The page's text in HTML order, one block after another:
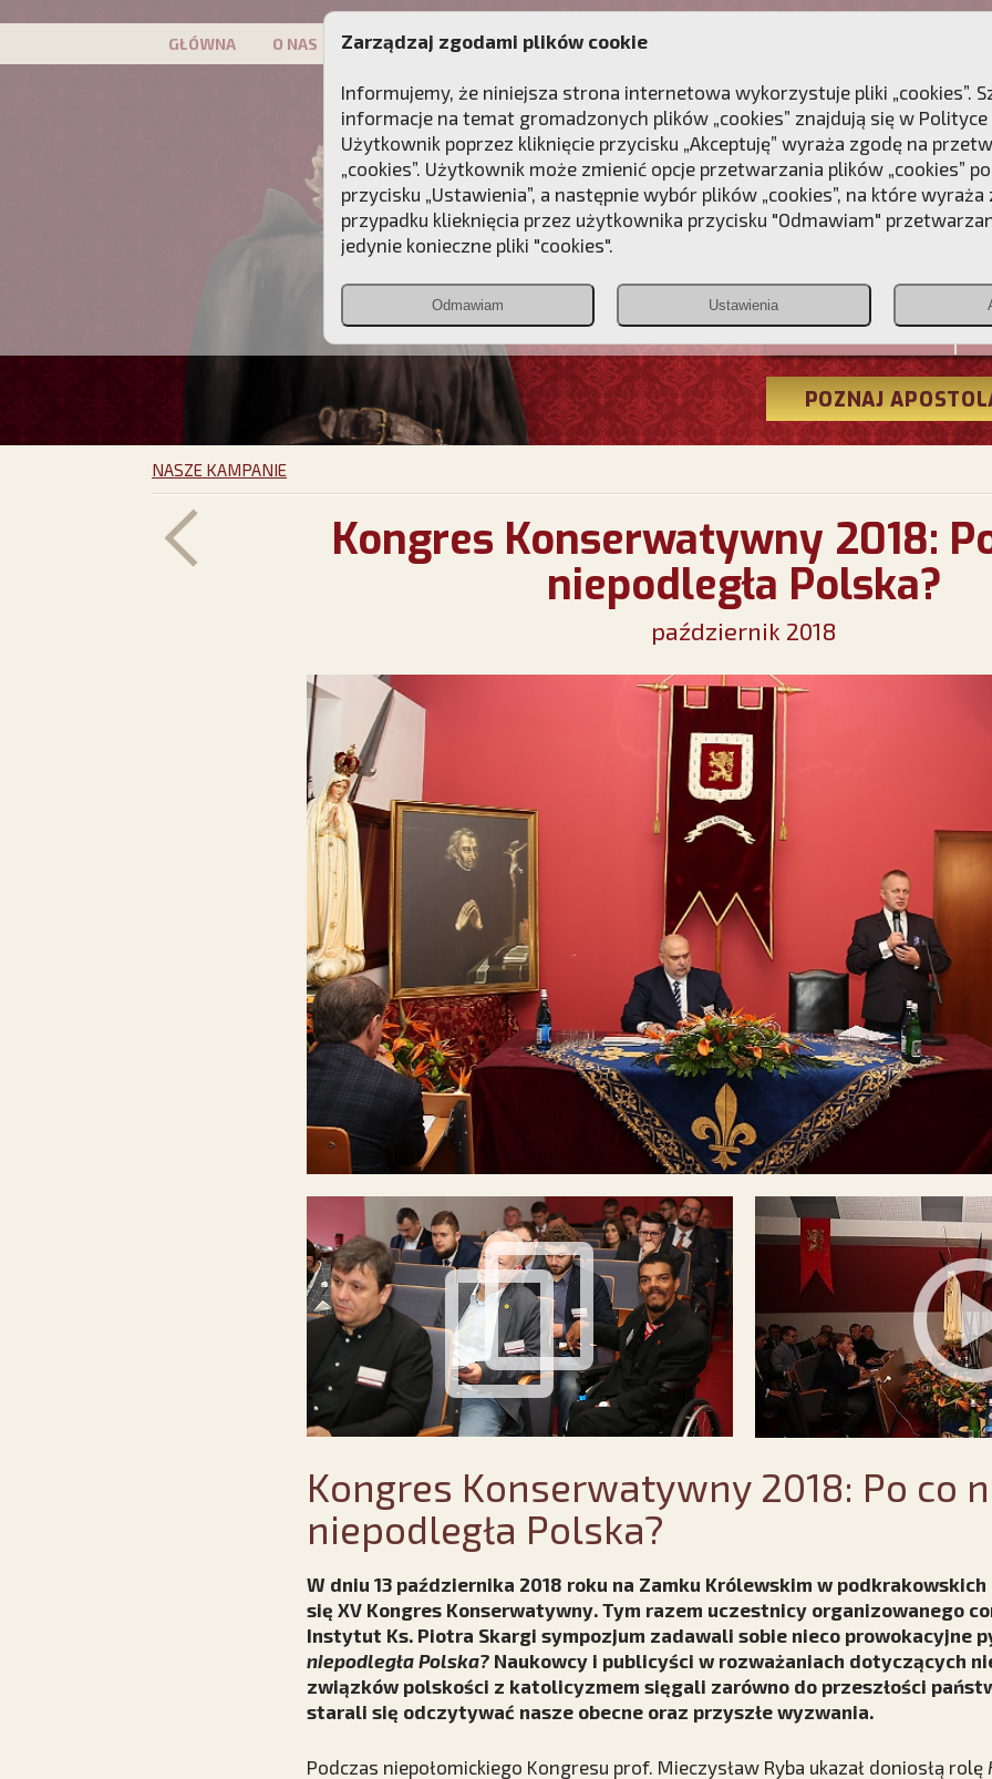
GŁÓWNA O NAS PATRON KAMPANIE DLA DUSZY
Christiana
POZNAJ
NASZE KAMPANIE
Kongres Konserwatywny 2018:
niepodległa Polska?
październik 2018
Kongres Konserwatywny 2018: Po co
niepodległa Polska?
W dniu 13 października 2018 roku na Zamku Królewskim w podkrakowskich
się XV Kongres Konserwatywny. Tym razem uczestnicy organizowanego
Instytut Ks. Piotra Skargi sympozjum zadawali sobie nieco prowokacyjne
niepodległa Polska? Naukowcy i publicyści w rozważaniach dotyczących
związków polskości z katolicyzmem sięgali zarówno do przeszłości
starali się odczytywać nasze obecne oraz przyszłe wyzwania.
Podczas niepołomickiego Kongresu prof. Mieczysław Ryba ukazał doniosłą rolę
Zarządzaj zgodami plików cookie
Informujemy, że niniejsza strona internetowa wykorzystuje pliki „cookies”.
informacje na temat gromadzonych plików „cookies” znajdują się w
Użytkownik poprzez kliknięcie przycisku „Akceptuję” wyraża zgodę na
„cookies”. Użytkownik może zmienić opcje przetwarzania plików „cookies”
przycisku „Ustawienia”, a następnie wybór plików „cookies”, na które wyraża
przypadku klieknięcia przez użytkownika przycisku "Odmawiam"
jedynie konieczne pliki "cookies".
Odmawiam Ustawienia